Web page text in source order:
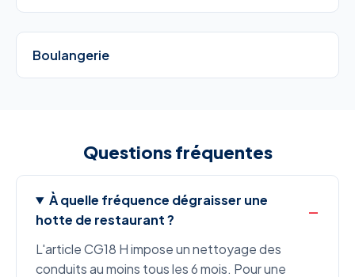
Boulangerie
Questions fréquentes
À quelle fréquence dégraisser une
hotte de restaurant ?
L'article CG18 H impose un nettoyage des
conduits au moins tous les 6 mois. Pour une